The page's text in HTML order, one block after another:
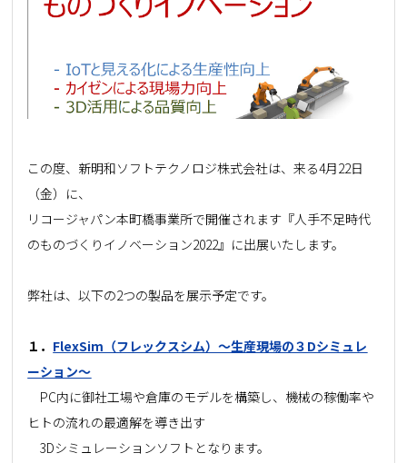
この度、新明和ソフトテクノロジ株式会社は、来る4月22日
（金）に、
リコージャパン本町橋事業所で開催されます『人手不足時代
のものづくりイノベーション2022』に出展いたします。
弊社は、以下の2つの製品を展示予定です。
１． FlexSim（フレックスシム）～生産現場の３Dシミュレ
ーション～
PC内に御社工場や倉庫のモデルを構築し、機械の稼働率や
ヒトの流れの最適解を導き出す
3Dシミュレーションソフトとなります。